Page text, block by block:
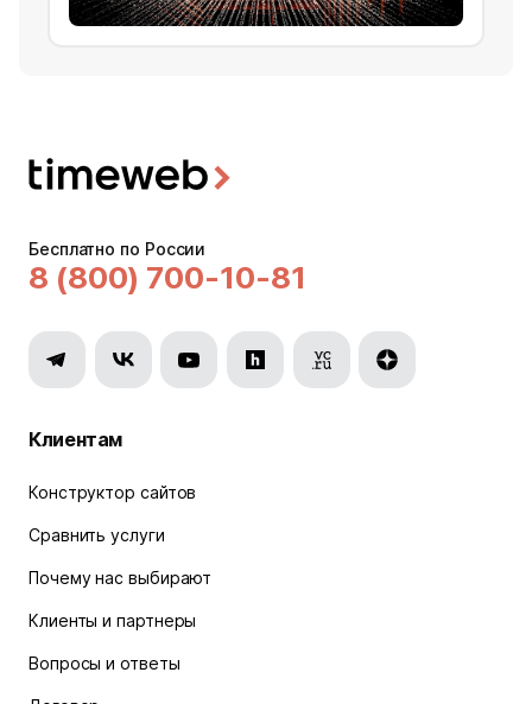
Бесплатно по России
8 (800) 700-10-81
Клиентам
Конструктор сайтов
Сравнить услуги
Почему нас выбирают
Клиенты и партнеры
Вопросы и ответы